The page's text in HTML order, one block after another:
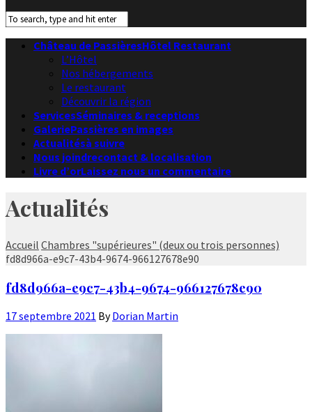
Château de PassièresHôtel Restaurant
L’Hôtel
Nos hébergements
Le restaurant
Découvrir la région
ServicesSéminaires & receptions
GaleriePassières en images
Actualitésà suivre
Nous joindrecontact & localisation
Livre d’orLaissez nous un commentaire
Actualités
Accueil Chambres "supérieures" (deux ou trois personnes)
fd8d966a-e9c7-43b4-9674-966127678e90
fd8d966a-e9c7-43b4-9674-966127678e90
17 septembre 2021 ByDorian Martin